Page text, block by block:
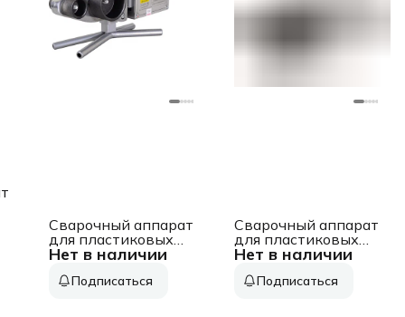
Нет в наличии
Сварочный аппарат
для пластиковых
труб Ресанта
Тмакс.:300
Подписаться
Нет в наличии
Сварочный аппарат
для пластиковых
труб Ресанта
Тмакс.:300
Подписаться